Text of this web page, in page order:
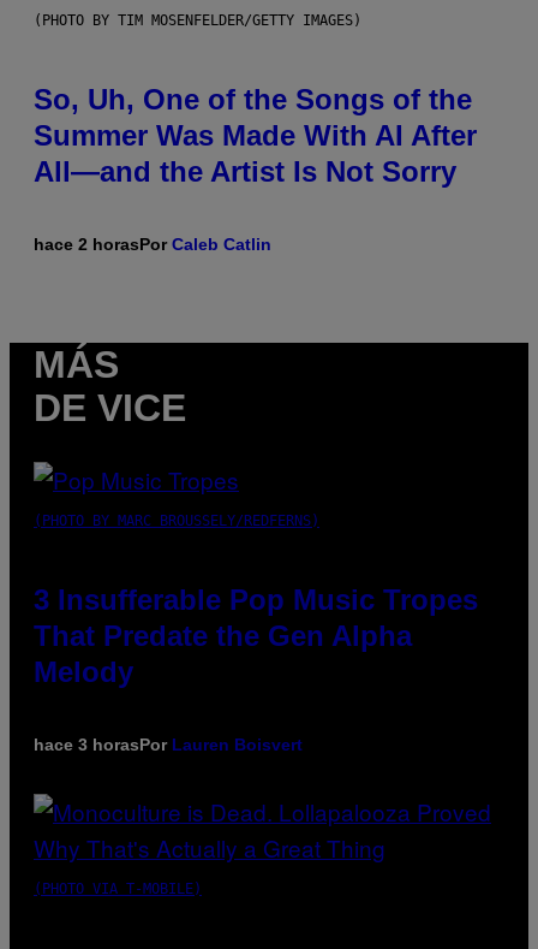
(PHOTO BY TIM MOSENFELDER/GETTY IMAGES)
So, Uh, One of the Songs of the
Summer Was Made With AI After
All—and the Artist Is Not Sorry
hace 2 horasPorCaleb Catlin
MÁS
DE VICE
(PHOTO BY MARC BROUSSELY/REDFERNS)
3 Insufferable Pop Music Tropes
That Predate the Gen Alpha
Melody
hace 3 horasPor Lauren Boisvert
(PHOTO VIA T-MOBILE)